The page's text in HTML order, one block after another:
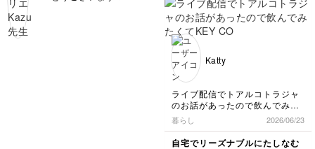
★ひかりブレンド/苦味強めのソ
フト
★のぞみブレンド/苦味強めのコ
🧑🏻It was Ieyasu Tokugawa,
a famous historical figure. He
lived here for about 17 years.
👩🏻‍🦰I didn't know that ! I'll
look it up later!
2週前のhomeworkで申し訳あ
りませんが、チェックをお願い
いたします。
私の地元には小さなお城があり
ます（浜松城）
初代城主は不明なのですが、後
に徳川家康が犬山城から移り住
きところはありません。
素晴らしいですね👍
Hamamatsu! When it
seeing the animals
lions and hippos! One
of their polar bears,
Momo, was moved to
Oga Aquirium, Akita,
now raising a very
Katty
ライブ配信でトアルコトラジャ
のお話があったので飲んでみた
くてKEY COFFEEさんのトラジ
ャブレンドをライブ配信を見つ
つ購入ー
暮らし 2026/06/23
自宅でリーズナブルにたしなむ